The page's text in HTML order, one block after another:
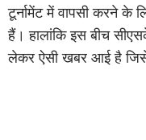
टूर्नामेंट में वापसी करने के
हैं। हालांकि इस बीच
लेकर ऐसी खबर आई है